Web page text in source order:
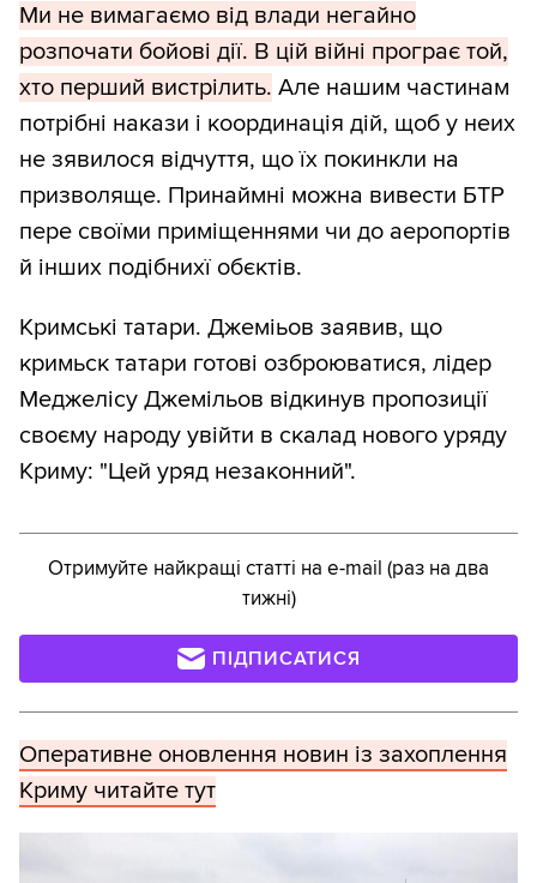
Ми не вимагаємо від влади негайно
розпочати бойові дії. В цій війні програє той,
хто перший вистрілить. Але нашим частинам
потрібні накази і координація дій, щоб у неих
не зявилося відчуття, що їх покинкли на
призволяще. Принаймні можна вивести БТР
пере своїми приміщеннями чи до аеропортів
й інших подібнихї обєктів.
Кримські татари. Джеміьов заявив, що
кримьск татари готові озброюватися, лідер
Меджелісу Джемільов відкинув пропозиції
своєму народу увійти в скалад нового уряду
Криму: "Цей уряд незаконний".
Отримуйте найкращі статті на e-mail (раз на два
тижні)
ПІДПИСАТИСЯ
Оперативне оновлення новин із захоплення
Криму читайте тут